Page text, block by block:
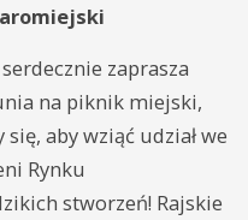
zaprasza
na piknik miejski,
aby wziąć udział we
Rynku
stworzeń! Rajskie